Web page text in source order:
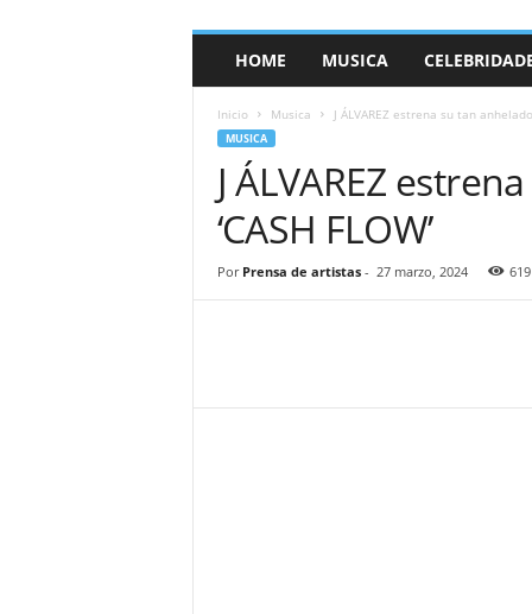
a
HOME MUSICA
Inicio Musica J ÁLVAREZ estrena su tan anhelado
MUSICA
J ÁLVAREZ
‘CASH FLOW’
Por Prensa de artistas- 27 marzo, 2024 619